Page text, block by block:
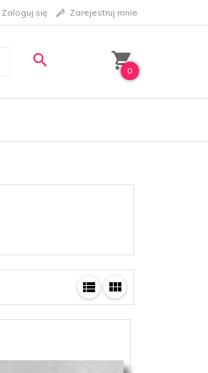
Zaloguj się Zarejestruj mnie
0